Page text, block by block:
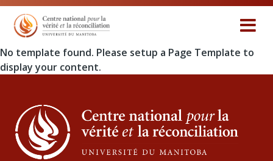
No template found. Please setup a Page Template to
display your content.